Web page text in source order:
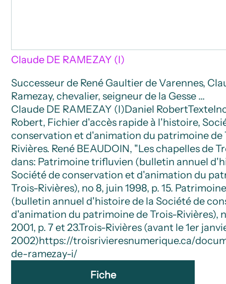
Claude DE RAMEZAY (I)
Successeur de René Gaultier de Varennes,
Ramezay, chevalier, seigneur de la Gesse …
Claude DE RAMEZAY (I)Daniel RobertTexte
Robert, Fichier d'accès rapide à l'histoire,
conservation et d'animation du patrimoine de
Rivières. René BEAUDOIN, "Les chapelles de
dans: Patrimoine trifluvien (bulletin annuel
Société de conservation et d'animation du
Trois-Rivières), no 8, juin 1998, p. 15.
(bulletin annuel d'histoire de la Société de
d'animation du patrimoine de Trois-Rivières),
2001, p. 7 et 23.Trois-Rivières (avant le 1er
2002)https://troisrivieresnumerique.ca/
de-ramezay-i/
Fiche